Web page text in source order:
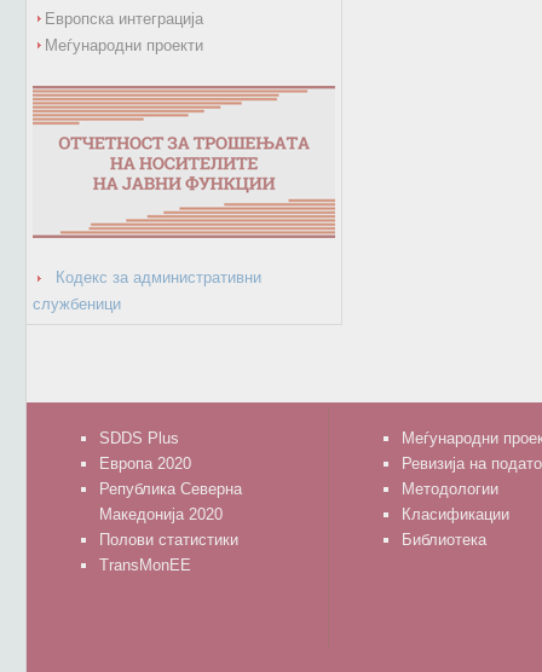
Европска интеграција
Меѓународни проекти
Кодекс за административни
службеници
SDDS Plus
Европа 2020
Република Северна
Македонија 2020
Полови статистики
TransMonEE
Меѓународни
Ревизија на
Методологии
Класификации
Библиотека